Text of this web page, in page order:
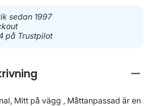
sedan 1997
på Trustpilot
Mitt på vägg , Måttanpassad är en